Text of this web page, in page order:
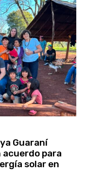
Guaraní
acuerdo para
solar en